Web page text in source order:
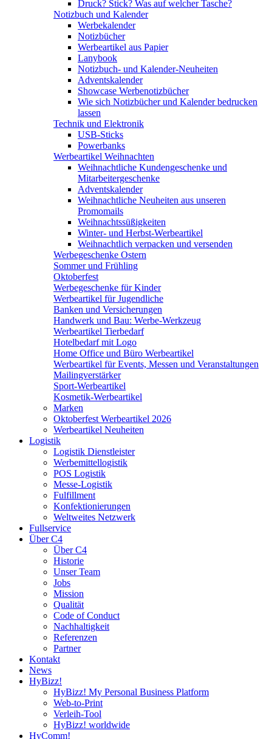
Druck? Stick? Was auf welcher Tasche?
Notizbuch und Kalender
Werbekalender
Notizbücher
Werbeartikel aus Papier
Lanybook
Notizbuch- und Kalender-Neuheiten
Adventskalender
Showcase Werbenotizbücher
Wie sich Notizbücher und Kalender bedrucken
lassen
Technik und Elektronik
USB-Sticks
Powerbanks
Werbeartikel Weihnachten
Weihnachtliche Kundengeschenke und
Mitarbeitergeschenke
Adventskalender
Weihnachtliche Neuheiten aus unseren
Promomails
Weihnachtssüßigkeiten
Winter- und Herbst-Werbeartikel
Weihnachtlich verpacken und versenden
Werbegeschenke Ostern
Sommer und Frühling
Oktoberfest
Werbegeschenke für Kinder
Werbeartikel für Jugendliche
Banken und Versicherungen
Handwerk und Bau: Werbe-Werkzeug
Werbeartikel Tierbedarf
Hotelbedarf mit Logo
Home Office und Büro Werbeartikel
Werbeartikel für Events, Messen und Veranstaltungen
Mailingverstärker
Sport-Werbeartikel
Kosmetik-Werbeartikel
Marken
Oktoberfest Werbeartikel 2026
Werbeartikel Neuheiten
Logistik
Logistik Dienstleister
Werbemittellogistik
POS Logistik
Messe-Logistik
Fulfillment
Konfektionierungen
Weltweites Netzwerk
Fullservice
Über C4
Über C4
Historie
Unser Team
Jobs
Mission
Qualität
Code of Conduct
Nachhaltigkeit
Referenzen
Partner
Kontakt
News
HyBizz!
HyBizz! My Personal Business Platform
Web-to-Print
Verleih-Tool
HyBizz! worldwide
HyComm!